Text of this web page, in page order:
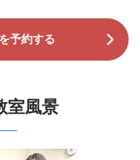
予約する
室風景